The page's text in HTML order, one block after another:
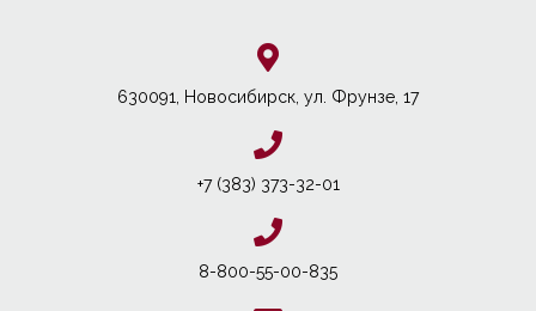
630091, Новосибирcк, ул. Фрунзе, 17
+7 (383) 373-32-01
8-800-55-00-835